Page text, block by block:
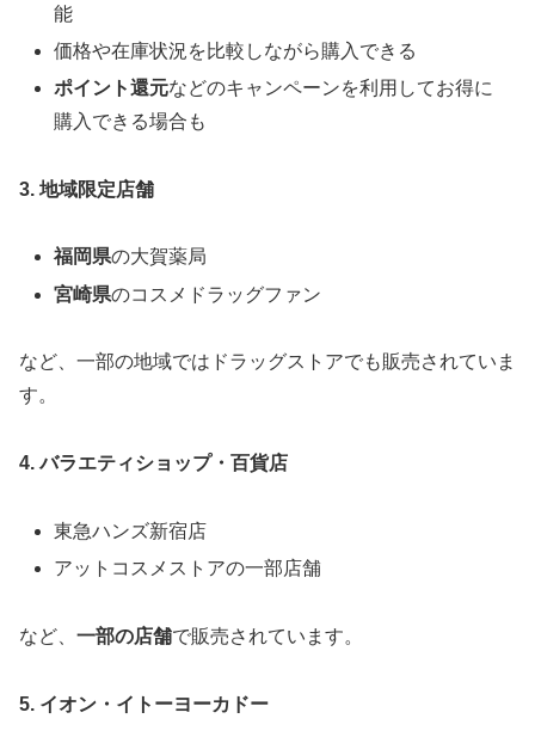
能
価格や在庫状況を比較しながら購入できる
ポイント還元などのキャンペーンを利用してお得に
購入できる場合も
3. 地域限定店舗
福岡県の大賀薬局
宮崎県のコスメドラッグファン
など、一部の地域ではドラッグストアでも販売されていま
す。
4. バラエティショップ・百貨店
東急ハンズ新宿店
アットコスメストアの一部店舗
など、 一部の店舗で販売されています。
5. イオン・イトーヨーカドー